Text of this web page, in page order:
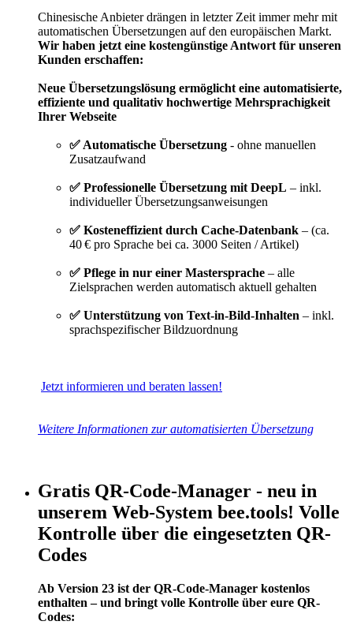
Chinesische Anbieter drängen in letzter Zeit immer mehr mit
automatischen Übersetzungen auf den europäischen Markt.
Wir haben jetzt eine kostengünstige Antwort für unseren
Kunden erschaffen:
Neue Übersetzungslösung ermöglicht eine automatisierte,
effiziente und qualitativ hochwertige Mehrsprachigkeit
Ihrer Webseite
✅ Automatische Übersetzung - ohne manuellen
Zusatzaufwand
✅ Professionelle Übersetzung mit DeepL – inkl.
individueller Übersetzungsanweisungen
✅ Kosteneffizient durch Cache‑Datenbank – (ca.
40 € pro Sprache bei ca. 3000 Seiten / Artikel)
✅ Pflege in nur einer Mastersprache – alle
Zielsprachen werden automatisch aktuell gehalten
✅ Unterstützung von Text‑in‑Bild‑Inhalten – inkl.
sprachspezifischer Bildzuordnung
Jetzt informieren und beraten lassen!
Weitere Informationen zur automatisierten Übersetzung
Gratis QR-Code-Manager - neu in
unserem Web-System bee.tools! Volle
Kontrolle über die eingesetzten QR-
Codes
Ab Version 23 ist der QR-Code-Manager kostenlos
enthalten – und bringt volle Kontrolle über eure QR-
Codes: